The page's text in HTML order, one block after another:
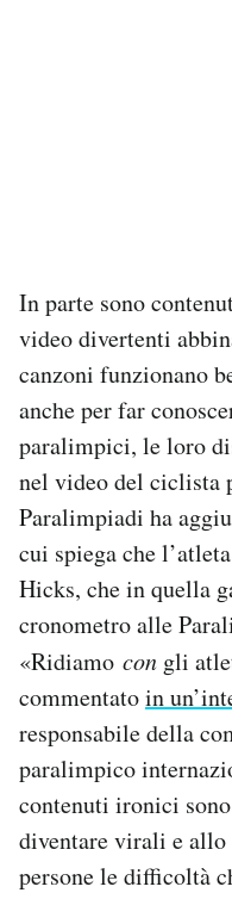
In parte sono
video divertenti
canzoni funzionano
anche per far
paralimpici, le loro
nel video del ciclista
Paralimpiadi ha
cui spiega che
Hicks, che in quella
cronometro alle
«Ridiamo con gli
commentatoin
responsabile della
paralimpico
contenuti ironici
diventare virali e allo
persone le difficoltà